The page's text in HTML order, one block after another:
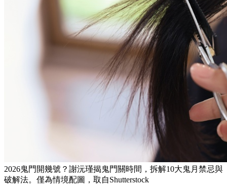
2026鬼門開幾號？謝沅瑾揭鬼門關時間，拆解10大鬼月禁忌與
破解法。僅為情境配圖，取自Shutterstock